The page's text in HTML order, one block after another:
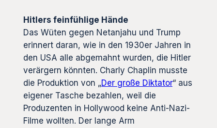
Hitlers feinfühlige Hände
Das Wüten gegen Netanjahu und Trump
erinnert daran, wie in den 1930er Jahren in
den USA alle abgemahnt wurden, die Hitler
verärgern könnten. Charly Chaplin musste
die Produktion von „Der große Diktator“ aus
eigener Tasche bezahlen, weil die
Produzenten in Hollywood keine Anti-Nazi-
Filme wollten. Der lange Arm